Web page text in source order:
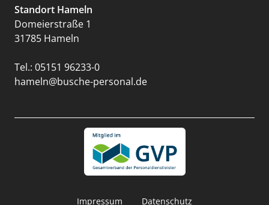
Standort Hameln
Domeierstraße 1
31785 Hameln
Tel.: 05151 96233-0
hameln@busche-personal.de
Impressum Datenschutz